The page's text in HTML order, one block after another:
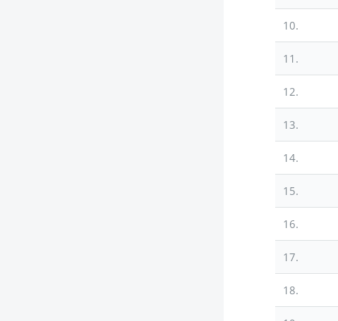
10.
11.
12.
13.
14.
15.
16.
17.
18.